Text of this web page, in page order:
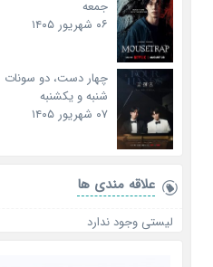
جمعه
۰۶ شهریور ۱۴۰۵
چهار دست، دو سونات
شنبه و یکشنبه
۰۷ شهریور ۱۴۰۵
علاقه‌ مندی ها
لیستی وجود ندارد